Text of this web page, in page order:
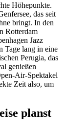
Höhepunkte.
das seit
bringt. In den
Rotterdam
Jazz
Tage lang in eine
Perugia, das
genießen
Air-Spektakel
Zeit also, um
planst